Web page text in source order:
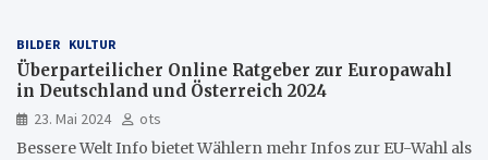
BILDER KULTUR
Überparteilicher Online Ratgeber zur Europawahl
in Deutschland und Österreich 2024
23. Mai 2024
ots
Bessere Welt Info bietet Wählern mehr Infos zur EU-Wahl als